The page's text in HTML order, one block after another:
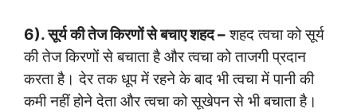
6). सूर्य की तेज किरणों से बचाए शहद –शहद त्वचा को सूर्य
की तेज किरणों से बचाता है और त्वचा को ताजगी प्रदान
करता है। देर तक धूप में रहने के बाद भी त्वचा में पानी की
कमी नहीं होने देता और त्वचा को सूखेपन से भी बचाता है।